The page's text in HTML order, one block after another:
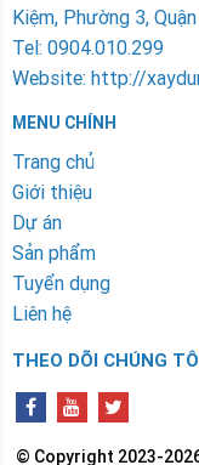
Kiệm, Phường 3,
Tel: 0904.010.299
Website: http://
MENU CHÍNH
Trang chủ
Giới thiệu
Dự án
Sản phẩm
Tuyển dụng
Liên hệ
THEO DÕI CHÚNG
© Copyright 2023-2026